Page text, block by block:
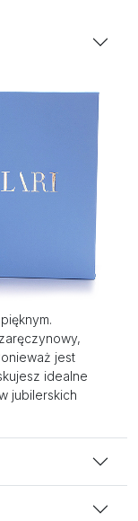
jest
idealne
jubilerskich